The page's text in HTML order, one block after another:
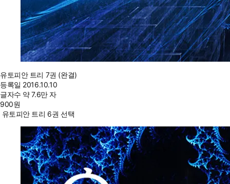
유토피안 트리 7권 (완결)
등록일 2016.10.10
글자수 약 7.6만 자
900원
유토피안 트리 6권 선택